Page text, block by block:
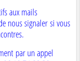
aux mails
nous signaler si vous
par un appel